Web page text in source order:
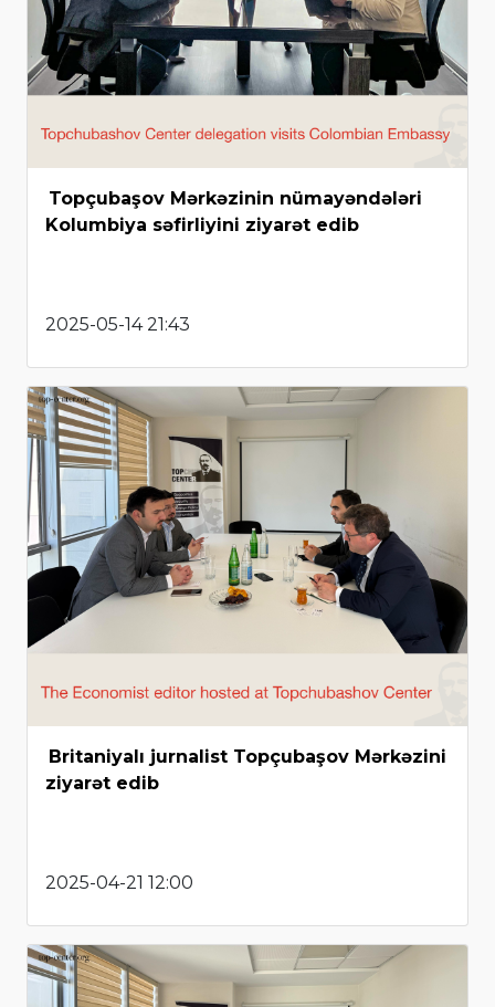
Topçubaşov Mərkəzinin nümayəndələri
Kolumbiya səfirliyini ziyarət edib
2025-05-14 21:43
Britaniyalı jurnalist Topçubaşov Mərkəzini
ziyarət edib
2025-04-21 12:00